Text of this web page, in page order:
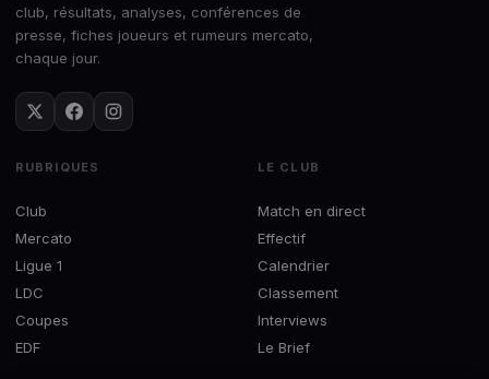
club, résultats, analyses, conférences de
presse, fiches joueurs et rumeurs mercato,
chaque jour.
RUBRIQUES
Club
Mercato
Ligue 1
LDC
Coupes
EDF
LE CLUB
Match en direct
Effectif
Calendrier
Classement
Interviews
Le Brief